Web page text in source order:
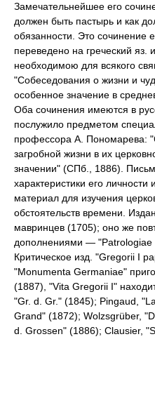
Замечательнейшее его
должен быть пастырь и как
обязанности. Это сочинение
переведено на греческий яз.
необходимою для всякого
"Собеседования о жизни и
особенное значение в
Оба сочинения имеются в
послужило предметом
профессора А. Пономарева:
загробной жизни в их
значении" (СПб., 1886).
характеристики его
материал для изучения
обстоятельств времени.
мавринцев (1705); оно же
дополнениями — "Patrologiae
Критическое изд. "Gregorii I
"Monumenta Germaniae"
(1887), "Vita Gregorii I"
"Gr. d. Gr." (1845); Pingaud,
Grand" (1872); Wolzsgrüber,
d. Grossen" (1886); Clausier,